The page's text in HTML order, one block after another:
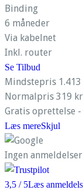
Binding
6 måneder
Via kabelnet
Inkl. router
Se Tilbud
Mindstepris 1.413
Normalpris 319
Gratis oprettelse -
Læs mereSkjul
Ingen anmeldelser
3,5 / 5Læs